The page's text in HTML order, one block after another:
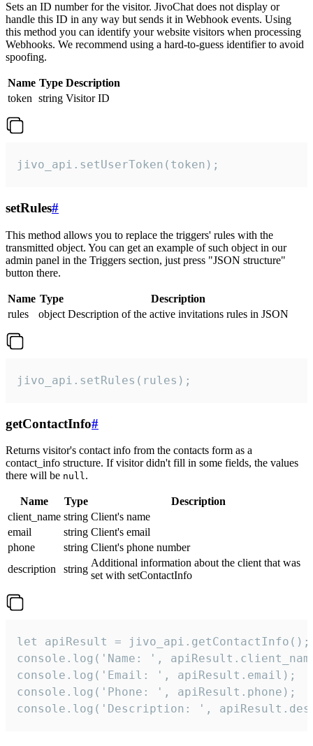
Sets an ID number for the visitor. JivoChat does not display or
handle this ID in any way but sends it in Webhook events. Using
this method you can identify your website visitors when processing
Webhooks. We recommend using a hard-to-guess identifier to avoid
spoofing.
Name Type Description
token string Visitor ID
jivo_api.setUserToken(token);
setRules#
This method allows you to replace the triggers' rules with the
transmitted object. You can get an example of such object in our
admin panel in the Triggers section, just press "JSON structure"
button there.
Name Type
Description
rules
object Description of the active invitations rules in JSON
jivo_api.setRules(rules);
getContactInfo#
Returns visitor's contact info from the contacts form as a
contact_info structure. If visitor didn't fill in some fields, the values
there will be null.
Name Type
Description
client_name string Client's name
email
string Client's email
phone
string Client's phone number
description
string
Additional information about the client that was
set with setContactInfo
let apiResult = jivo_api.getContactInfo();
console.log('Name: ',
console.log('Email: ', apiResult.email);
console.log('Phone: ', apiResult.phone);
console.log('Description: ',